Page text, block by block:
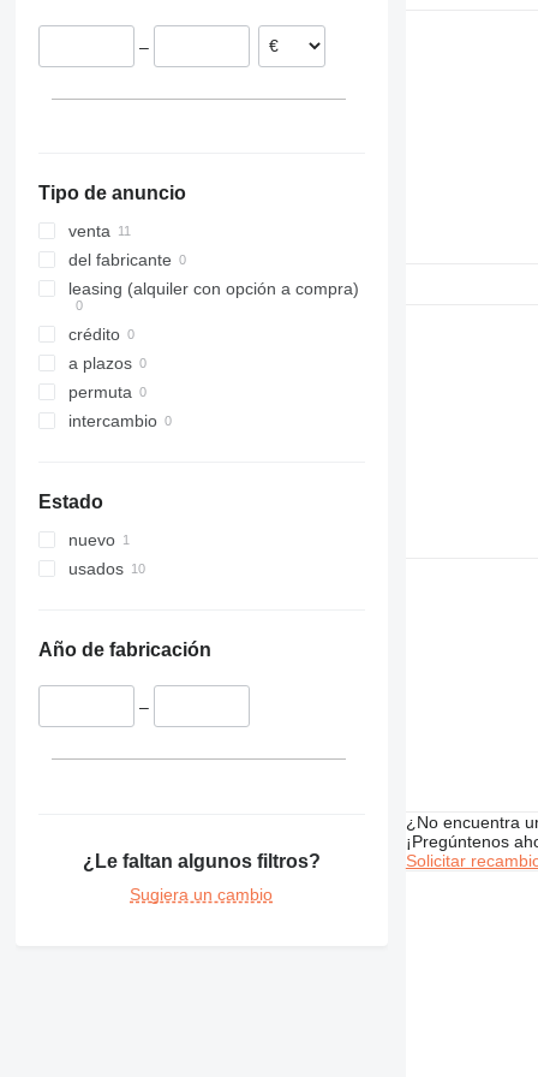
308
316
317
318
320
322
323
324
325
336
340
350
365
422
Terberg
–
Tipo de anuncio
venta
del fabricante
leasing (alquiler con opción a compra)
crédito
a plazos
permuta
intercambio
Estado
nuevo
usados
Año de fabricación
–
¿Le faltan algunos filtros?
Sugiera un cambio
¿No encuentra
¡Pregúntenos
Solicitar